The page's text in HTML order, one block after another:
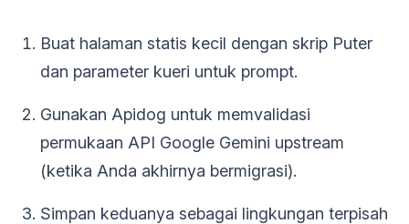
Buat halaman statis kecil dengan skrip Puter
dan parameter kueri untuk prompt.
Gunakan Apidog untuk memvalidasi
permukaan API Google Gemini upstream
(ketika Anda akhirnya bermigrasi).
Simpan keduanya sebagai lingkungan terpisah